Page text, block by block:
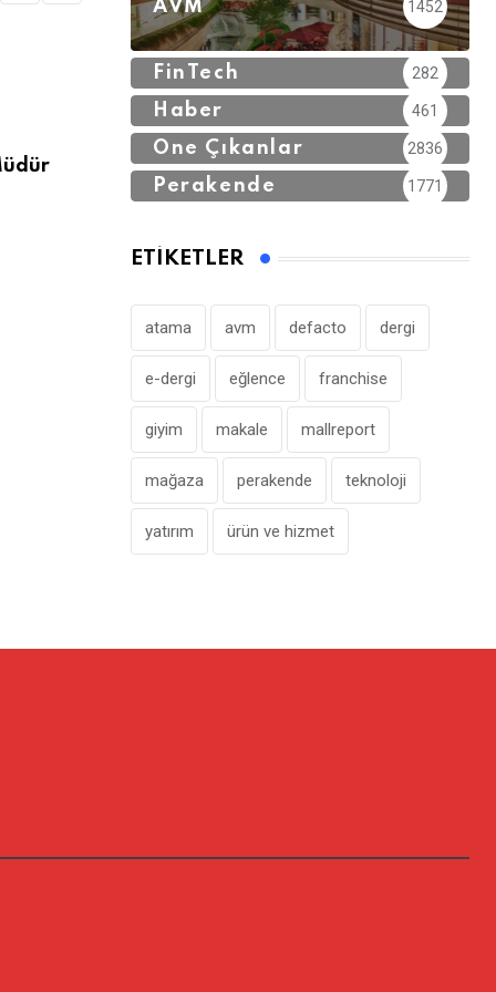
ATAMALAR,ÖNE ÇIKANLAR
CarrefourSA’da CEO Görevi Hatice
AVM 1452
FinTech 282
Haber 461
Öne Çıkanlar 2836
Perakende 1771
ETIKETLER
atama avm defacto dergi
e-dergi eğlence franchise
giyim makale mallreport
mağaza perakende teknoloji
yatırım ürün ve hizmet